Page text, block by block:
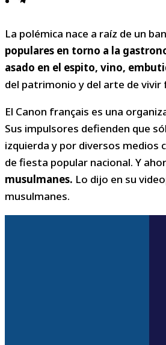
La polémica nace a raíz de un
populares en torno a la
asado en el espito, vino,
del patrimonio y del arte de vivir
El Canon français es una
Sus impulsores defienden que
izquierda y por diversos medios
de fiesta popular nacional. Y
musulmanes. Lo dijo en su
musulmanes.